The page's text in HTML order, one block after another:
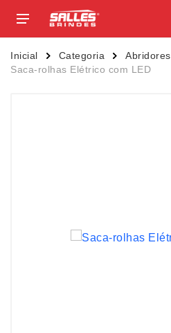
Inicial Categoria
Abridores
Saca-rolhas Elétrico com LED